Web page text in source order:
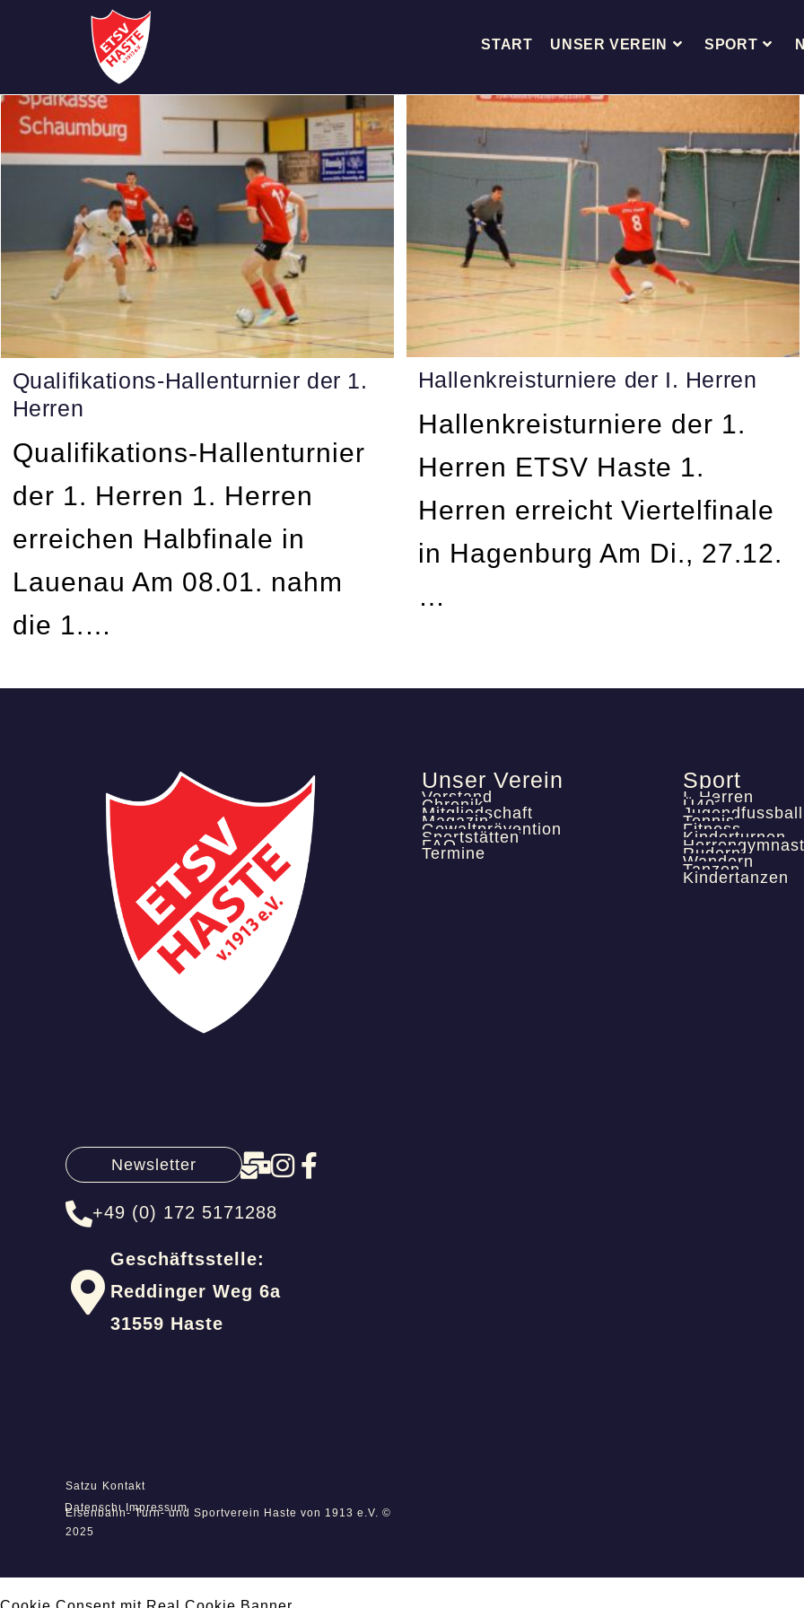
START UNSER VEREIN SPORT
Qualifikations-Hallenturnier der 1.
Herren
Qualifikations-Hallenturnier
der 1. Herren 1. Herren
erreichen Halbfinale in
Lauenau Am 08.01. nahm
die 1.…
Hallenkreisturniere der I. Herren
Hallenkreisturniere der 1.
Herren ETSV Haste 1.
Herren erreicht Viertelfinale
in Hagenburg Am Di., 27.12.
…
Newsletter
+49 (0) 172 5171288
Geschäftsstelle:
Reddinger Weg 6a
31559 Haste
SatzungKontakt
DatenschutzImpressum
Eisenbahn- Turn- und Sportverein Haste von 1913 e.V. ©
2025
Unser Verein
Vorstand
Chronik
Mitgliedschaft
Magazin
Gewaltprävention
Sportstätten
FAQ
Termine
Sport
I. Herren
Ü40
Jugendfussball
Tennis
Fitness
Kinderturnen
Rudern
Wandern
Tanzen
Kindertanzen